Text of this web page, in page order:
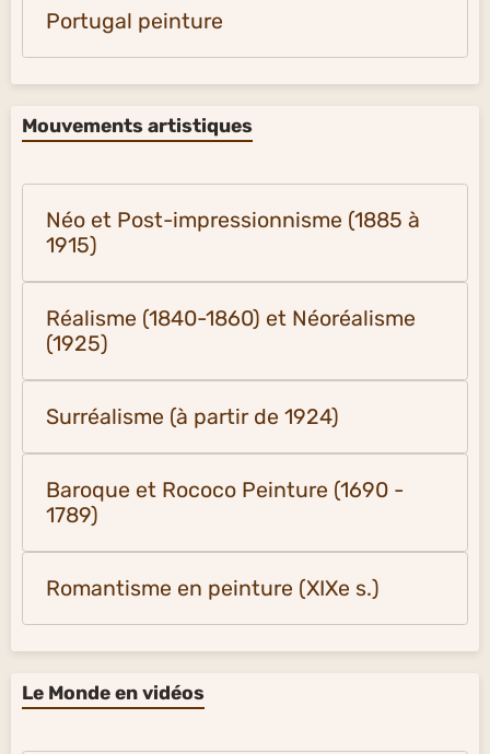
Portugal peinture
Mouvements artistiques
Néo et Post-impressionnisme (1885 à
1915)
Réalisme (1840-1860) et Néoréalisme
(1925)
Surréalisme (à partir de 1924)
Baroque et Rococo Peinture (1690 -
1789)
Romantisme en peinture (XIXe s.)
Le Monde en vidéos